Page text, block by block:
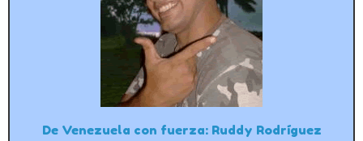
De Venezuela con fuerza: Ruddy Rodríguez